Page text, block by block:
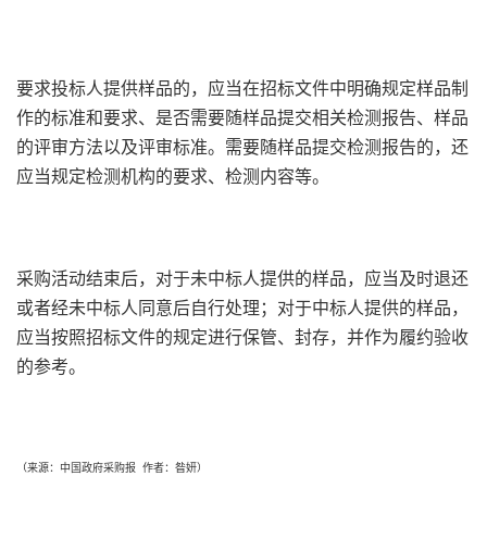
要求投标人提供样品的，应当在招标文件中明确规定样品制
作的标准和要求、是否需要随样品提交相关检测报告、样品
的评审方法以及评审标准。需要随样品提交检测报告的，还
应当规定检测机构的要求、检测内容等。
采购活动结束后，对于未中标人提供的样品，应当及时退还
或者经未中标人同意后自行处理；对于中标人提供的样品，
应当按照招标文件的规定进行保管、封存，并作为履约验收
的参考。
（来源：中国政府采购报 作者：昝妍）